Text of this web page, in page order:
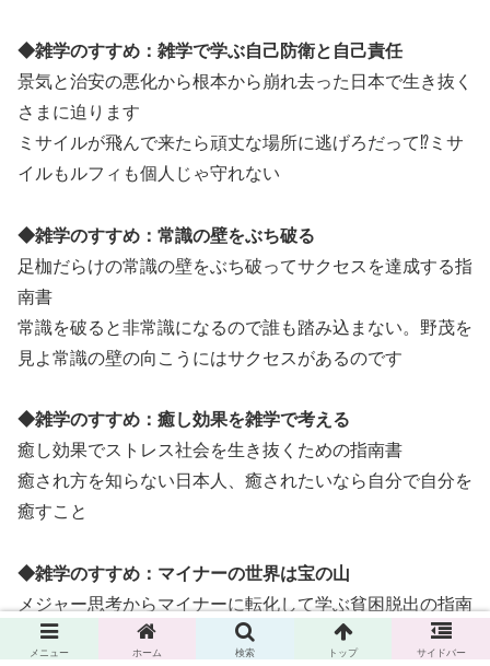
◆雑学のすすめ：雑学で学ぶ自己防衛と自己責任
景気と治安の悪化から根本から崩れ去った日本で生き抜く
さまに迫ります
ミサイルが飛んで来たら頑丈な場所に逃げろだって⁉ミサ
イルもルフィも個人じゃ守れない
◆雑学のすすめ：常識の壁をぶち破る
足枷だらけの常識の壁をぶち破ってサクセスを達成する指
南書
常識を破ると非常識になるので誰も踏み込まない。野茂を
見よ常識の壁の向こうにはサクセスがあるのです
◆雑学のすすめ：癒し効果を雑学で考える
癒し効果でストレス社会を生き抜くための指南書
癒され方を知らない日本人、癒されたいなら自分で自分を
癒すこと
◆雑学のすすめ：マイナーの世界は宝の山
メジャー思考からマイナーに転化して学ぶ貧困脱出の指南
メニュー ホーム 検索 トップ サイドバー